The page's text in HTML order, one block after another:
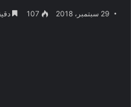
29 سبتمبر، 2018 107